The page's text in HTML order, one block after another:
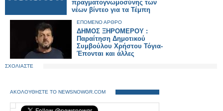
πραγματογνωμοσύνης των
νέων βίντεο για τα Τέμπη
ΕΠΟΜΕΝΟ ΑΡΘΡΟ
ΔΗΜΟΣ ΞΗΡΟΜΕΡΟΥ :
Παραίτηση Δημοτικού
Συμβούλου Χρήστου Τόγια-
Έπονται και άλλες
ΣΧΟΛΙΑΣΤΕ
ΑΚΟΛΟΥΘΗΣΤΕ ΤΟ NEWSNOWGR.COM